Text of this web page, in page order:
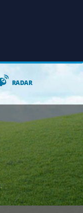
RADAR
.